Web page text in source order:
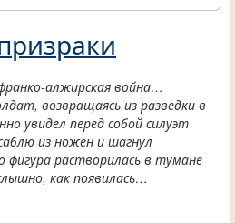
алжирская война…
возвращаясь из разведки в
увидел перед собой силуэт
из ножен и шагнул
фигура растворилась в тумане
как появилась…